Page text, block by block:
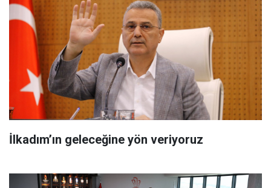
İlkadım’ın geleceğine yön veriyoruz